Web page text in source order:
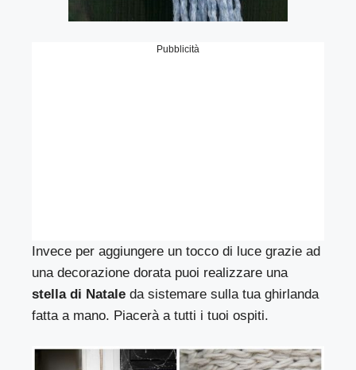
Pubblicità
Invece per aggiungere un tocco di luce grazie ad
una decorazione dorata puoi realizzare una
stella di Natale da sistemare sulla tua ghirlanda
fatta a mano. Piacerà a tutti i tuoi ospiti.